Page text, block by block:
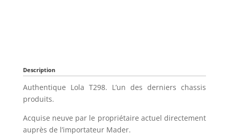
Description
Authentique Lola T298. L’un des derniers chassis
produits.
Acquise neuve par le propriétaire actuel directement
auprès de l’importateur Mader.